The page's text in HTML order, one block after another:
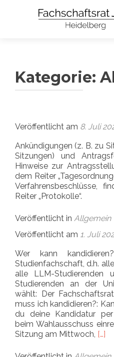
Kategorie:
Veröffentlicht am 8. Juli
Ankündigungen (z. B. zu
Sitzungen) und
Hinweise zur
dem Reiter
Verfahrensbeschlüsse,
Reiter „Protokolle“.
Veröffentlicht in Allgemein
Veröffentlicht am 1. Juli
Wer kann
Studienfachschaft, d.h.
alle LLM-Studierenden
Studierenden an der
wählt: Der
muss ich kandidieren?:
du deine Kandidatur
beim Wahlausschuss
Sitzung am Mittwoch, […]